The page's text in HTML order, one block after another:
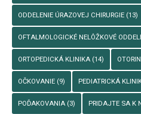
ODDELENIE ÚRAZOVEJ CHIRURGIE (13)
OFTALMOLOGICKÉ NELÔŽKOVÉ
ORTOPEDICKÁ KLINIKA (14)
OČKOVANIE (9) PEDIATRICKÁ
POĎAKOVANIA (3) PRIDAJTE SA K